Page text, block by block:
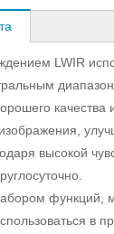
LWIR
качества
высокой
функций,
в